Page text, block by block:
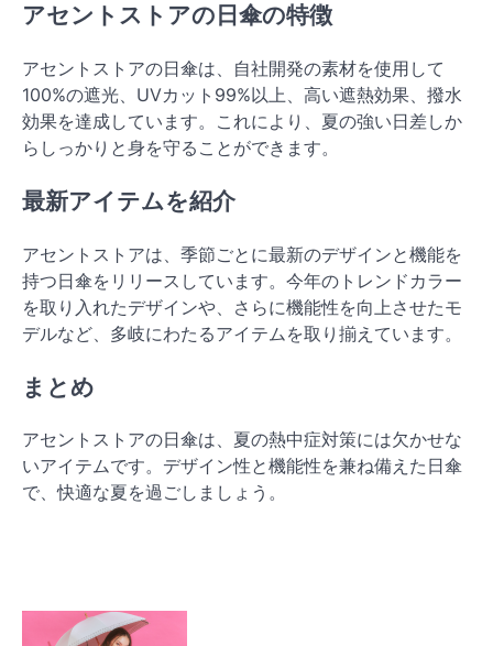
アセントストアの日傘の特徴
アセントストアの日傘は、自社開発の素材を使用して
100%の遮光、UVカット99%以上、高い遮熱効果、撥水
効果を達成しています。これにより、夏の強い日差しか
らしっかりと身を守ることができます。
最新アイテムを紹介
アセントストアは、季節ごとに最新のデザインと機能を
持つ日傘をリリースしています。今年のトレンドカラー
を取り入れたデザインや、さらに機能性を向上させたモ
デルなど、多岐にわたるアイテムを取り揃えています。
まとめ
アセントストアの日傘は、夏の熱中症対策には欠かせな
いアイテムです。デザイン性と機能性を兼ね備えた日傘
で、快適な夏を過ごしましょう。